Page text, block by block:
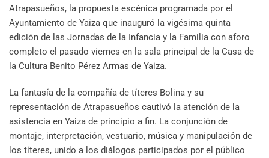
Atrapasueños, la propuesta escénica programada por el
Ayuntamiento de Yaiza que inauguró la vigésima quinta
edición de las Jornadas de la Infancia y la Familia con aforo
completo el pasado viernes en la sala principal de la Casa de
la Cultura Benito Pérez Armas de Yaiza.
La fantasía de la compañía de títeres Bolina y su
representación de Atrapasueños cautivó la atención de la
asistencia en Yaiza de principio a fin. La conjunción de
montaje, interpretación, vestuario, música y manipulación de
los títeres, unido a los diálogos participados por el público